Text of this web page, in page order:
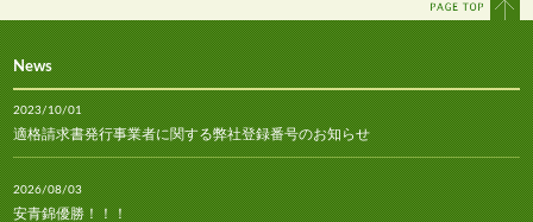
News
2023/10/01
適格請求書発行事業者に関する弊社登録番号のお知らせ
2026/08/03
安青錦優勝！！！